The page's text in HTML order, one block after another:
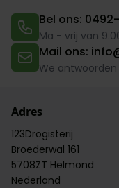
Bel ons:
Ma - vrij van
Mail ons:
We
Adres
123Drogisterij
Broederwal 161
5708ZT Helmond
Nederland